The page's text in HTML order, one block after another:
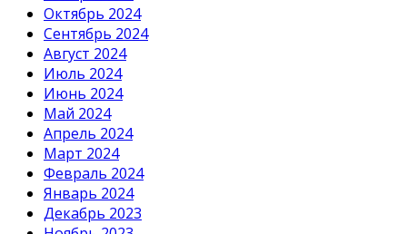
Октябрь 2024
Сентябрь 2024
Август 2024
Июль 2024
Июнь 2024
Май 2024
Апрель 2024
Март 2024
Февраль 2024
Январь 2024
Декабрь 2023